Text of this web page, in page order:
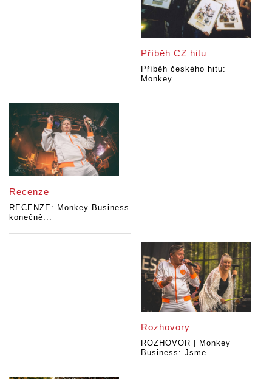
Příběh CZ hitu
Příběh českého hitu:
Monkey...
Recenze
RECENZE: Monkey Business
konečně...
Rozhovory
ROZHOVOR | Monkey
Business: Jsme...